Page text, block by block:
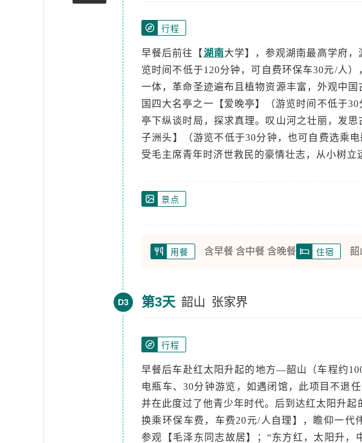
行程
早餐后前往【湖南大学】，参观湖南最高学府
览时间不低于120分钟，可自费环保车30元/人
一体，革命圣迹遍布且植物资源丰富，外观中
国四大名亭之一【爱晚亭】（游览时间不低于
亭下纵谈时局，探求真理。叹山河之壮丽，发
子洲头】（游览不低于30分钟，也可自费选乘
受毛主席青年时济世救民的豪情壮志，从小树立
景点
用餐 含早餐 含中餐 含晚餐 住宿 韶
D3 第3天 韶山 张家界
行程
早餐后车赴红太阳升起的地方—韶山（车程约
电瓶车、30分钟游览，如遇闭馆，此项目不退
并在此度过了他青少年时代。后到达红太阳升
换乘环保车费，车费20元/人自理】，瞻仰一
参观【毛泽东同志故居】；“东方红，太阳升